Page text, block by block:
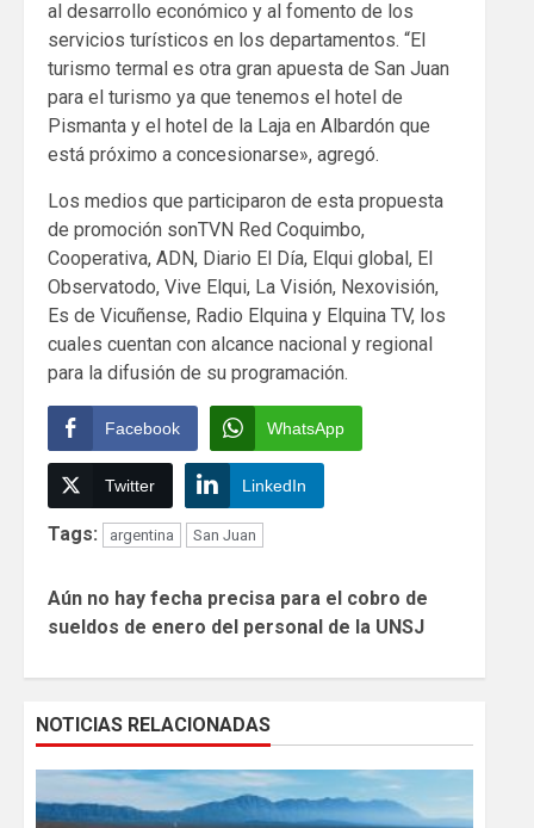
al desarrollo económico y al fomento de los
servicios turísticos en los departamentos. “El
turismo termal es otra gran apuesta de San Juan
para el turismo ya que tenemos el hotel de
Pismanta y el hotel de la Laja en Albardón que
está próximo a concesionarse», agregó.
Los medios que participaron de esta propuesta
de promoción sonTVN Red Coquimbo,
Cooperativa, ADN, Diario El Día, Elqui global, El
Observatodo, Vive Elqui, La Visión, Nexovisión,
Es de Vicuñense, Radio Elquina y Elquina TV, los
cuales cuentan con alcance nacional y regional
para la difusión de su programación.
Facebook WhatsApp
Twitter LinkedIn
Tags: argentina San Juan
Reading
Aún no hay fecha precisa para el cobro de
sueldos de enero del personal de la UNSJ
NOTICIAS RELACIONADAS